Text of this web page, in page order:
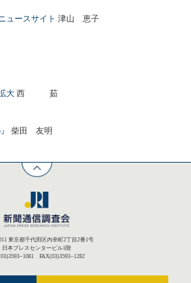
ュースサイト 津山 恵子
大 西 茹
柴田 友明
東京都千代田区内幸町2丁目2番1号
日本プレスセンタービル1階
FAX(03)3593−1282